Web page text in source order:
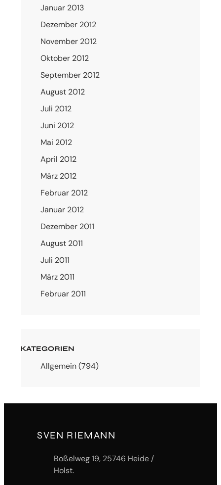
Januar 2013
Dezember 2012
November 2012
Oktober 2012
September 2012
August 2012
Juli 2012
Juni 2012
Mai 2012
April 2012
März 2012
Februar 2012
Januar 2012
Dezember 2011
August 2011
Juli 2011
März 2011
Februar 2011
KATEGORIEN
Allgemein(794)
SVEN RIEMANN
Boßelweg 19, 25746 Heide /
Holst.